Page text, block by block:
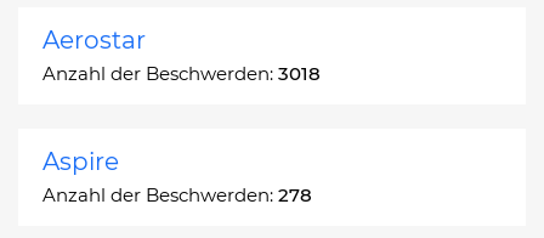
Aerostar
Anzahl der Beschwerden: 3018
Aspire
Anzahl der Beschwerden: 278